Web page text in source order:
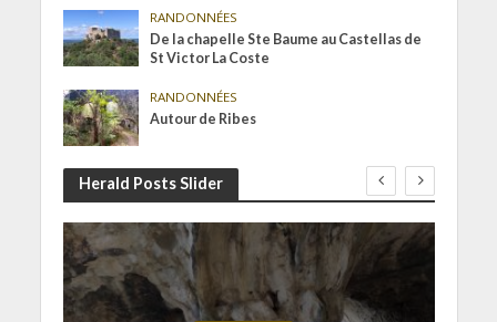
RANDONNÉES
De la chapelle Ste Baume au Castellas de
St Victor La Coste
RANDONNÉES
Autour de Ribes
Herald Posts Slider